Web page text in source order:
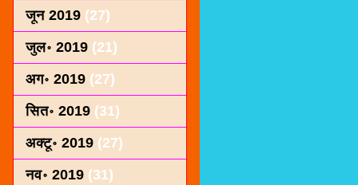
जून 2019 (27)
जुल॰ 2019 (21)
अग॰ 2019 (27)
सित॰ 2019 (31)
अक्टू॰ 2019 (27)
नव॰ 2019 (31)